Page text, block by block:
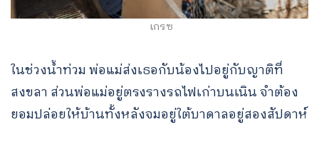
เกรซ
ในช่วงน้ำท่วม พ่อแม่ส่งเธอกับน้องไปอยู่กับญาติที่
สงขลา ส่วนพ่อแม่อยู่ตรงรางรถไฟเก่าบนเนิน จำต้อง
ยอมปล่อยให้บ้านทั้งหลังจมอยู่ใต้บาดาลอยู่สองสัปดาห์